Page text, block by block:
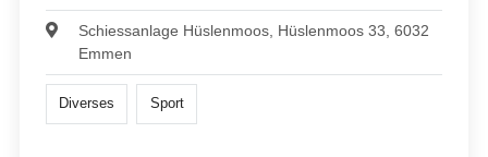
Schiessanlage Hüslenmoos, Hüslenmoos 33, 6032
Emmen
Diverses Sport